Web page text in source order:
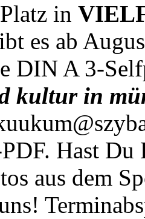
in
es ab
DIN A 3-
kultur in
Hast Du
aus dem